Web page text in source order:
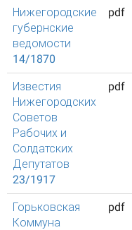
Нижегородские
губернские
ведомости
14/1870
pdf
Известия
Нижегородских
Советов
Рабочих и
Солдатских
Депутатов
23/1917
pdf
Горьковская
Коммуна
pdf